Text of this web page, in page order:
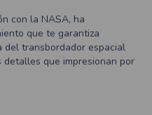
con la NASA, ha
que te garantiza
del transbordador espacial
detalles que impresionan por